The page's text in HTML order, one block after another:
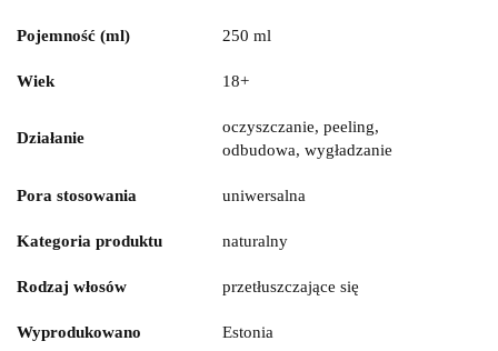
Pojemność (ml) 250 ml
Wiek 18+
Działanie
oczyszczanie, peeling,
odbudowa, wygładzanie
Pora stosowania uniwersalna
Kategoria produktu naturalny
Rodzaj włosów przetłuszczające się
Wyprodukowano Estonia